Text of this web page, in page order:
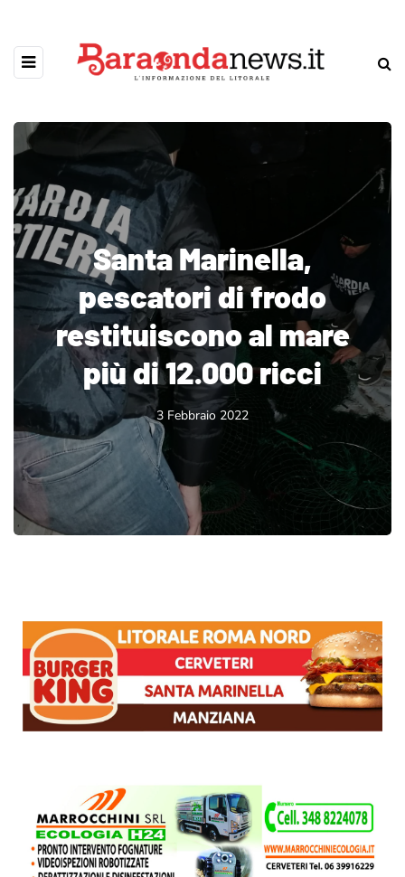
Santa Marinella,
pescatori di frodo
restituiscono al mare
più di 12.000 ricci
3 Febbraio 2022